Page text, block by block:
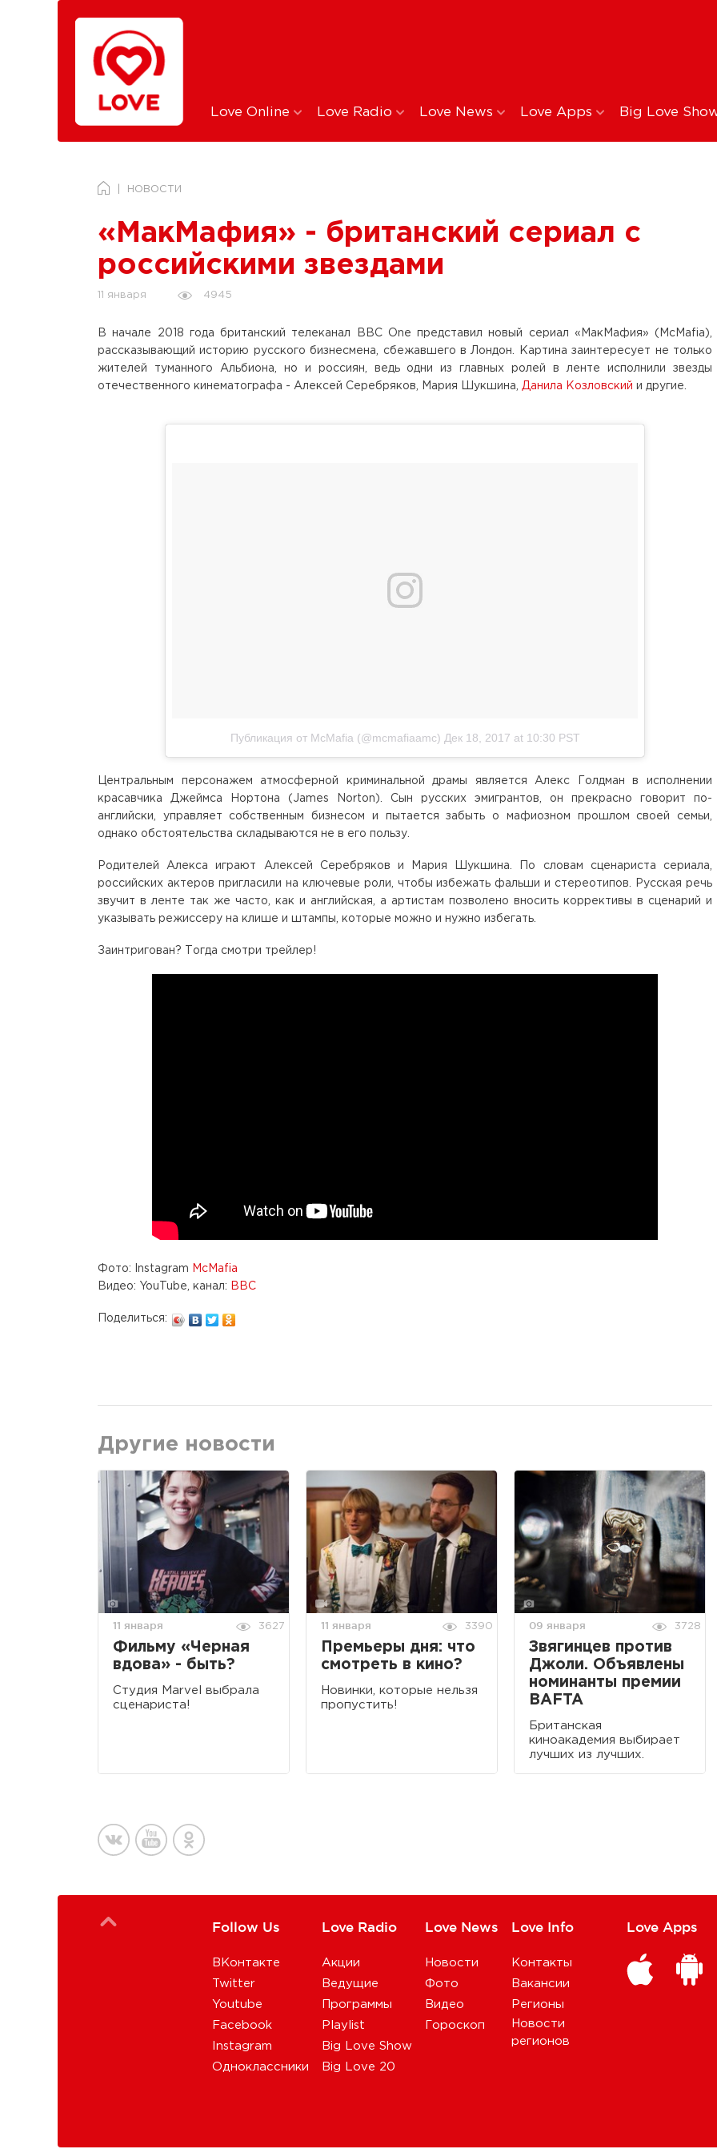
Love Online Love Radio Love News Love Apps Big Love
НОВОСТИ
«МакМафия» - британский сериал с
российскими звездами
11 января 4945
В начале 2018 года британский телеканал BBC One представил новый сериал «МакМафия» (McMafia),
рассказывающий историю русского бизнесмена, сбежавшего в Лондон. Картина заинтересует не только
жителей туманного Альбиона, но и россиян, ведь одни из главных ролей в ленте исполнили звезды
отечественного кинематографа - Алексей Серебряков, Мария Шукшина, Данила Козловский и другие.
Публикация от McMafia (@mcmafiaamc) Дек 18, 2017 at 10:30 PST
Центральным персонажем атмосферной криминальной драмы является Алекс Голдман в исполнении
красавчика Джеймса Нортона (James Norton). Сын русских эмигрантов, он прекрасно говорит по-
английски, управляет собственным бизнесом и пытается забыть о мафиозном прошлом своей семьи,
однако обстоятельства складываются не в его пользу.
Родителей Алекса играют Алексей Серебряков и Мария Шукшина. По словам сценариста сериала,
российских актеров пригласили на ключевые роли, чтобы избежать фальши и стереотипов. Русская речь
звучит в ленте так же часто, как и английская, а артистам позволено вносить коррективы в сценарий и
указывать режиссеру на клише и штампы, которые можно и нужно избегать.
Заинтригован? Тогда смотри трейлер!
Фото: Instagram
McMafia
Видео: YouTube, канал:
BBC
Поделиться:
Другие новости
11 января 3627
Фильму «Черная
вдова» - быть?
Студия Marvel выбрала
сценариста!
11 января 3390
Премьеры дня: что
смотреть в кино?
Новинки, которые нельзя
пропустить!
09 января 3728
Звягинцев против
Джоли. Объявлены
номинанты премии
BAFTA
Британская
киноакадемия выбирает
лучших из лучших.
Follow Us
ВКонтакте
Twitter
Youtube
Facebook
Instagram
Одноклассники
Love Radio
Акции
Ведущие
Программы
Playlist
Big Love Show
Big Love 20
Love News
Новости
Фото
Видео
Гороскоп
Love Info
Контакты
Вакансии
Регионы
Новости
регионов
Love Apps